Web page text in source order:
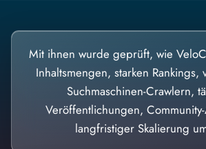
Mit ihnen wurde geprüft, wie
Inhaltsmengen, starken Rankings,
Suchmaschinen-Crawlern,
Veröffentlichungen,
langfristiger Skalierung